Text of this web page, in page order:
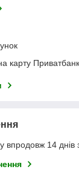
карту
впродовж 14 днів